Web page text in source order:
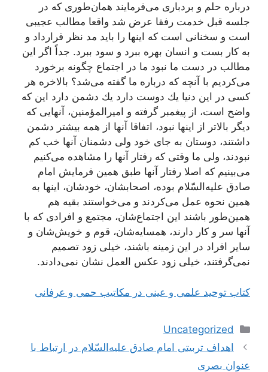
درباره حلم و بردباری می‌فرمایند همان‌طوری كه در
جلسه قبل خدمت رفقا عرض شد واقعا مطالب عجیبی
است و سخنانی است كه اینها را باید مد نظر قرارداد و
به كار بست و انسان بهره ببرد و سود ببرد. جداً اگر این
مطالب در دست ما نبود ما در اجتماع چگونه برخورد
می‌كردیم با آنچه كه درباره ما گفته می‌شد؟ بالاخره هر
كسی در این دنیا یك دوست دارد یك دشمن دارد این كه
واضح است، از پیغمبر گرفته و امیرالمؤمنین، آنهایی كه
دیگر بالاتر از اینها نبود، اتفاقا آنها از همه بیشتر دشمن
داشتند، دوستان به جای خود ولی دشمنان آنها خب كم
نبودند، ولی ما وقتی كه رفتار آنها را مشاهده می‌كنیم
می‌بینیم كه اصلا رفتار آنها طبق همین فرمایش امام
صادق علیه‌السّلام بوده، اصحابشان، خودشان، اینها به
همین نحوه عمل می‌كردند و می‌خواستند بقیه هم
همین‌طور باشند این اجتماع‌شان، مجتمع و افرادی كه با
آنها سر و كار دارند، همسایه‌شان، قوم و خویش‌شان و
سایر افراد در این زمینه باشند، خیلی زود تصمیم
نمی‌گرفتند، خیلی زود عكس العمل نشان نمی‌دادند.
کتاب توحید علمی و عینی در مکاتیب حمی و عرفانی
دسته‌ها
Uncategorized
ناوبری
نوشته‌ها
اهداف تربیتى امام صادق علیه‏‌السّلام در ارتباط با
عنوان بصرى‏